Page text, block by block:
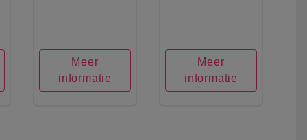
Meer
informatie
Meer
informatie